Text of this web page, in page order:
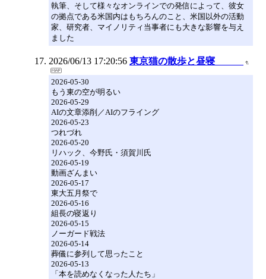
執筆、そして様々なオンラインでの発信によって、彼女
の拠点である米国内はもちろんのこと、米国以外の活動
家、研究者、マイノリティ当事者にも大きな影響を与え
ました
2026/06/13 17:20:56 東京猫の散歩と昼寝
2026-05-30
もう東の空が明るい
2026-05-29
AIの文章添削／AIのフライング
2026-05-23
つれづれ
2026-05-20
リハック、今野氏・須賀川氏
2026-05-19
動画ざんまい
2026-05-17
東大五月祭で
2026-05-16
組長の寝返り
2026-05-15
ノーガード戦法
2026-05-14
葬儀に参列して思ったこと
2026-05-13
「本を読めなくなった人たち」